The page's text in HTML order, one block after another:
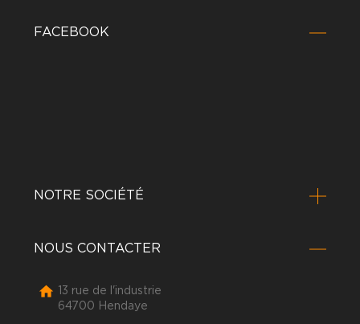
FACEBOOK
NOTRE SOCIÉTÉ
NOUS CONTACTER

13 rue de l'industrie
64700 Hendaye